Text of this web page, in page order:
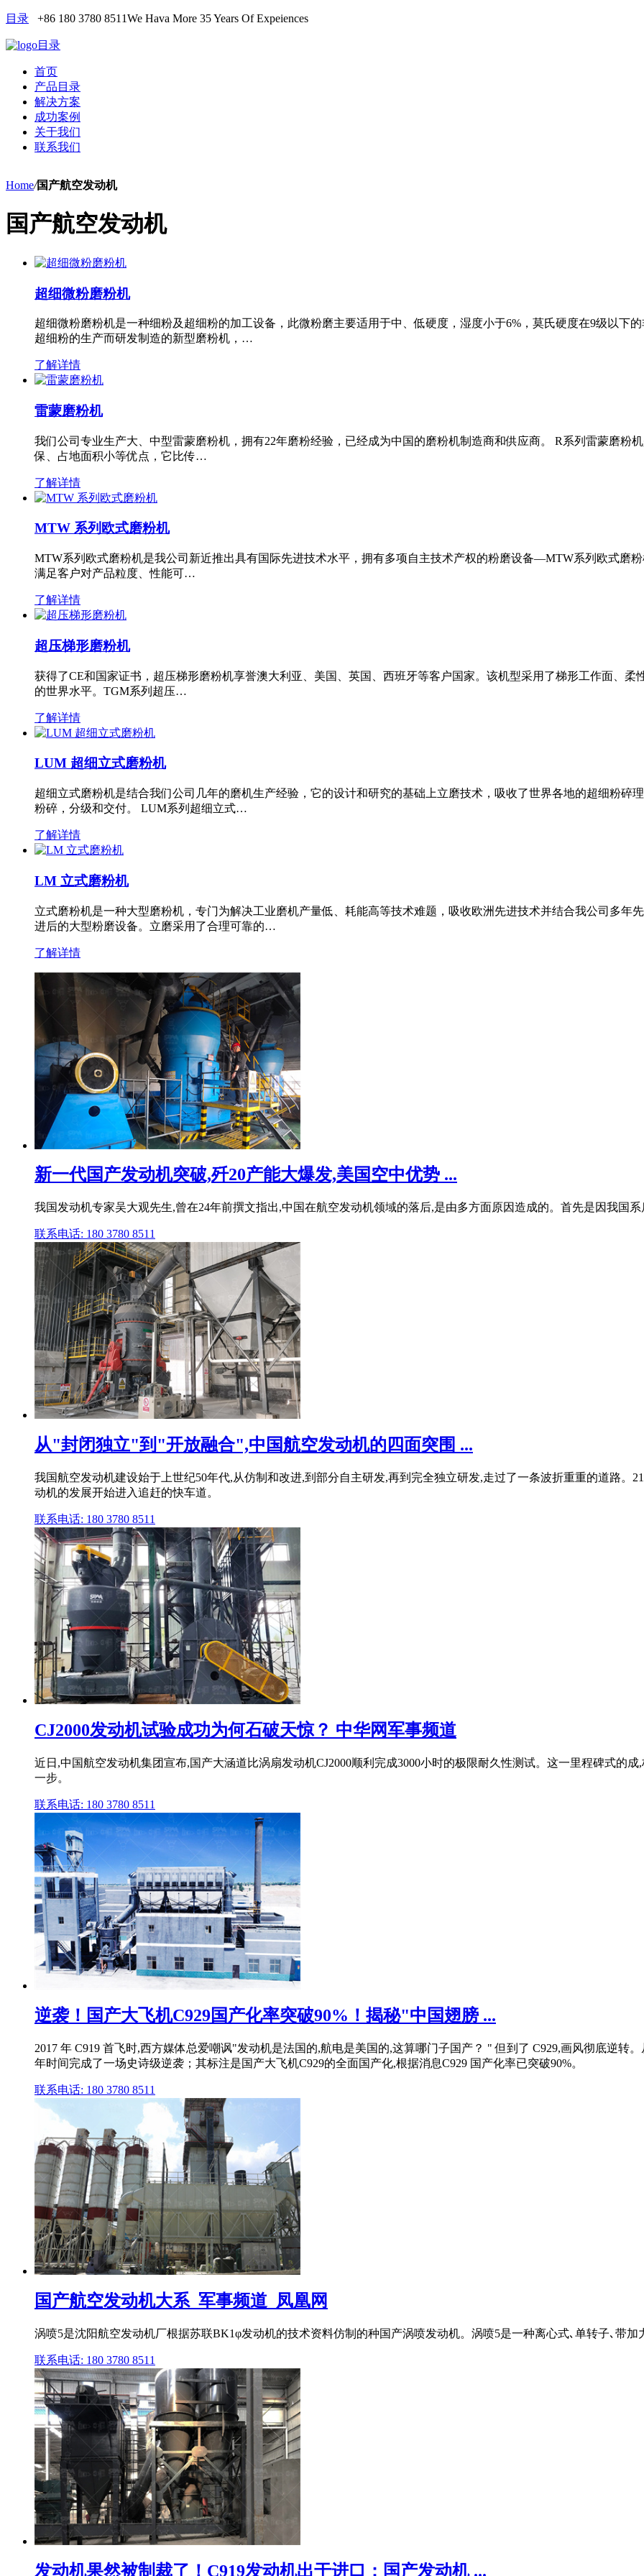
目录 +86 180 3780 8511We Hava More 35 Years Of Expeiences
目录
首页
产品目录
解决方案
成功案例
关于我们
联系我们
Home/国产航空发动机
国产航空发动机
超细微粉磨粉机
超细微粉磨粉机是一种细粉及超细粉的加工设备，此微粉磨主要适用于中、低硬度，湿度小于6%，莫氏硬度在9级以下
超细粉的生产而研发制造的新型磨粉机，…
了解详情
雷蒙磨粉机
我们公司专业生产大、中型雷蒙磨粉机，拥有22年磨粉经验，已经成为中国的磨粉机制造商和供应商。 R系列雷蒙磨粉
保、占地面积小等优点，它比传…
了解详情
MTW 系列欧式磨粉机
MTW系列欧式磨粉机是我公司新近推出具有国际先进技术水平，拥有多项自主技术产权的粉磨设备—MTW系列欧式磨
满足客户对产品粒度、性能可…
了解详情
超压梯形磨粉机
获得了CE和国家证书，超压梯形磨粉机享誉澳大利亚、美国、英国、西班牙等客户国家。该机型采用了梯形工作面、
的世界水平。TGM系列超压…
了解详情
LUM 超细立式磨粉机
超细立式磨粉机是结合我们公司几年的磨机生产经验，它的设计和研究的基础上立磨技术，吸收了世界各地的超细粉碎
粉碎，分级和交付。 LUM系列超细立式…
了解详情
LM 立式磨粉机
立式磨粉机是一种大型磨粉机，专门为解决工业磨机产量低、耗能高等技术难题，吸收欧洲先进技术并结合我公司多年
进后的大型粉磨设备。立磨采用了合理可靠的…
了解详情
新一代国产发动机突破,歼20产能大爆发,美国空中优势 ...
我国发动机专家吴大观先生,曾在24年前撰文指出,中国在航空发动机领域的落后,是由多方面原因造成的。首先是因我国系
联系电话: 180 3780 8511
从"封闭独立"到"开放融合",中国航空发动机的四面突围 ...
我国航空发动机建设始于上世纪50年代,从仿制和改进,到部分自主研发,再到完全独立研发,走过了一条波折重重的道路。
动机的发展开始进入追赶的快车道。
联系电话: 180 3780 8511
CJ2000发动机试验成功为何石破天惊？ 中华网军事频道
近日,中国航空发动机集团宣布,国产大涵道比涡扇发动机CJ2000顺利完成3000小时的极限耐久性测试。这一里程碑式的
一步。
联系电话: 180 3780 8511
逆袭！国产大飞机C929国产化率突破90%！揭秘"中国翅膀 ...
2017 年 C919 首飞时,西方媒体总爱嘲讽"发动机是法国的,航电是美国的,这算哪门子国产？ " 但到了 C929,画风彻底逆转
年时间完成了一场史诗级逆袭；其标注是国产大飞机C929的全面国产化,根据消息C929 国产化率已突破90%。
联系电话: 180 3780 8511
国产航空发动机大系_军事频道_凤凰网
涡喷5是沈阳航空发动机厂根据苏联BK1φ发动机的技术资料仿制的种国产涡喷发动机。涡喷5是一种离心式､单转子､带加
联系电话: 180 3780 8511
发动机果然被制裁了！C919发动机出于进口：国产发动机 ...